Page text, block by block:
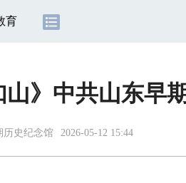
育
》中共山东早
历史纪念馆 2026-05-12 15:44